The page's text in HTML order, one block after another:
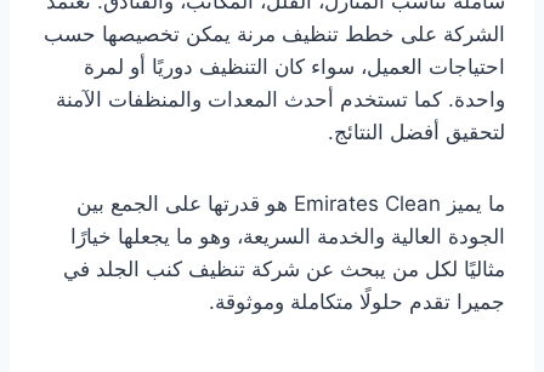
الشركة على خطط تنظيف مرنة يمكن تخصيصها حسب
احتياجات العميل، سواء كان التنظيف دوريًا أو لمرة
واحدة. كما تستخدم أحدث المعدات والمنظفات الآمنة
لتحقيق أفضل النتائج.
ما يميز Emirates Clean هو قدرتها على الجمع بين
الجودة العالية والخدمة السريعة، وهو ما يجعلها خيارًا
مثاليًا لكل من يبحث عن شركة تنظيف كنب الجلد في
جميرا تقدم حلولًا متكاملة وموثوقة.